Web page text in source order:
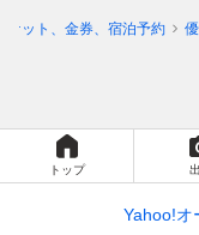
ケット、金券、宿泊予約
トップ
Yahoo!オ